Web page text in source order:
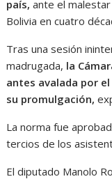
país,ante el
Bolivia en cuatro
Tras una sesión
madrugada, la
antes avalada por
su promulgación,
La norma fue
tercios de los
El diputado Manolo